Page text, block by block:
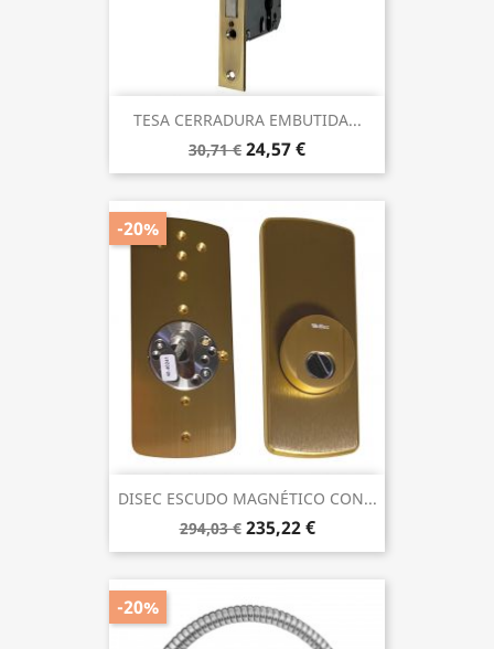
TESA CERRADURA EMBUTIDA...
30,71 € 24,57 €
DISEC ESCUDO MAGNÉTICO CON...
294,03 € 235,22 €
-20%
-20%